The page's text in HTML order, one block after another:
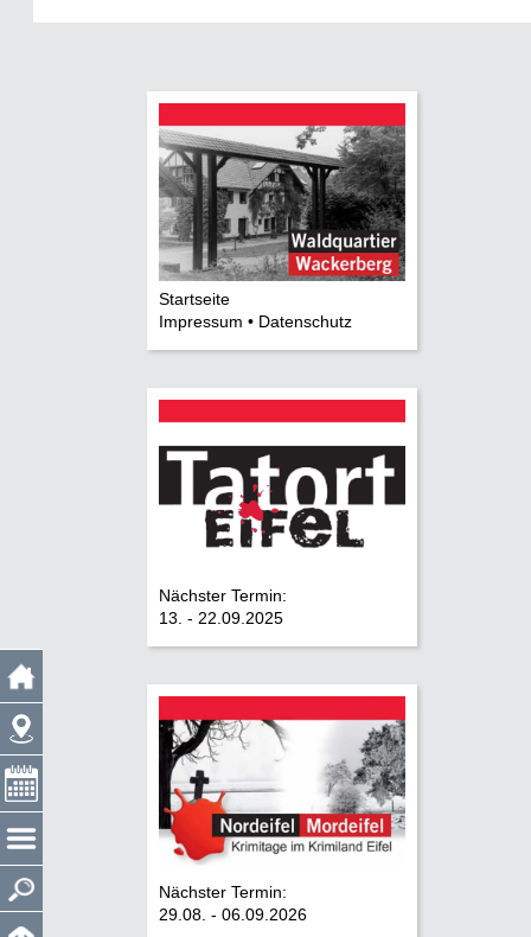
Startseite
Impressum • Datenschutz
Nächster Termin:
13. - 22.09.2025
Nächster Termin:
29.08. - 06.09.2026